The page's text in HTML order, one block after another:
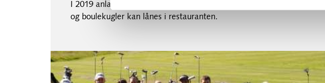
I 2019 anlagde vi en flot petanquebane ved klubhusets terrasse,
og boulekugler kan lånes i restauranten.